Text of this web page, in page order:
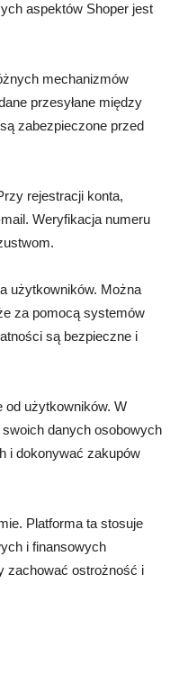
aspektów Shoper jest
mechanizmów
przesyłane między
zabezpieczone przed
rejestracji konta,
Weryfikacja numeru
użytkowników. Można
za pomocą systemów
są bezpieczne i
od użytkowników. W
danych osobowych
i dokonywać zakupów
Platforma ta stosuje
i finansowych
zachować ostrożność i